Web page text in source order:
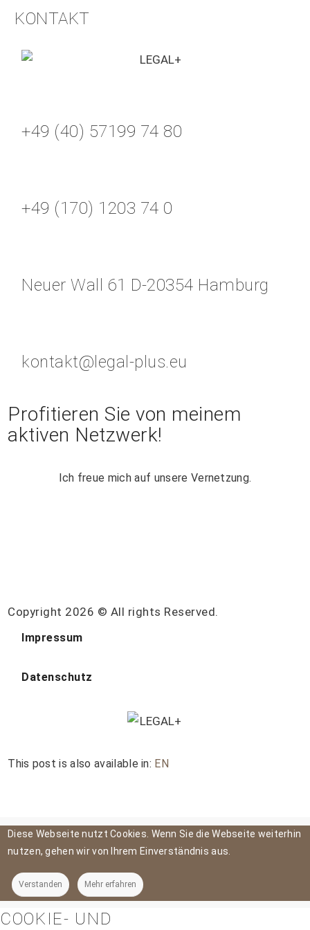
KONTAKT
+49 (40) 57199 74 80
+49 (170) 1203 74 0
Neuer Wall 61 D-20354 Hamburg
kontakt@legal-plus.eu
Profitieren Sie von meinem
aktiven Netzwerk!
Ich freue mich auf unsere Vernetzung.
Copyright 2026 © All rights Reserved.
Impressum
Datenschutz
This post is also available in: EN
Diese Webseite nutzt Cookies. Wenn Sie die Webseite weiterhin
nutzen, gehen wir von Ihrem Einverständnis aus.
Verstanden Mehr erfahren
COOKIE- UND